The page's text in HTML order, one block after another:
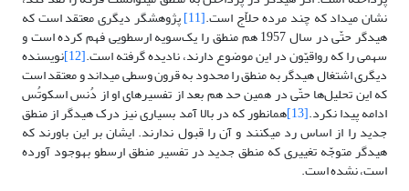
نشان مى‏داد که چند مرده حلاّج است.[11] پژوهشگر دیگرى معتقد است که
هیدگر حتّى در سال 1957 هم منطق را یک‌سویه ارسطویى فهم کرده است و
سهمى را که رواقیّون در این موضوع دارند، نادیده گرفته است.[12] نویسنده
دیگرى اشتغال هیدگر به منطق را محدود به قرون وسطى مى‏داند و معتقد است
که این تحلیل‌ها حتّى در همین حد هم بعد از تفسیر‌های او از دُنس اسکوتُس
ادامه پیدا نکرد.[13] همان‏طور که در بالا آمد بسیارى نیز درک هیدگر از منطق
جدید را از اساس رد مى‏کنند و آن را قبول ندارند. ایشان بر این باورند که
هیدگر متوجّه تغییرى که منطق جدید در تفسیر منطق ارسطو به‏وجود آورده
است، نشده است.